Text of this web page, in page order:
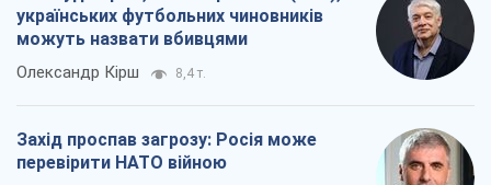
українських футбольних чиновників
можуть назвати вбивцями
Олександр Кірш 8,4 т.
Захід проспав загрозу: Росія може
перевірити НАТО війною